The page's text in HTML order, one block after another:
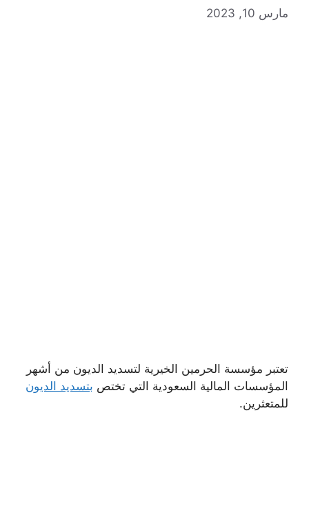
مارس 10, 2023
تعتبر مؤسسة الحرمين الخيرية لتسديد الديون من أشهر
المؤسسات المالية السعودية التي تختص بتسديد الديون
للمتعثرين.